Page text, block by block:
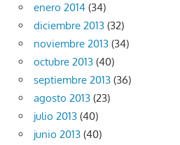
enero 2014 (34)
diciembre 2013 (32)
noviembre 2013 (34)
octubre 2013 (40)
septiembre 2013 (36)
agosto 2013 (23)
julio 2013 (40)
junio 2013 (40)